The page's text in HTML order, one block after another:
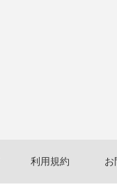
利用規約 お